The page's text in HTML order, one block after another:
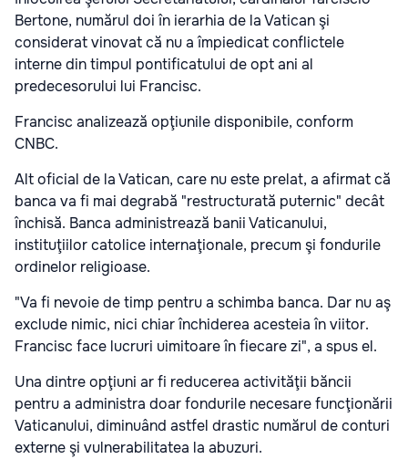
Bertone, numărul doi în ierarhia de la Vatican şi
considerat vinovat că nu a împiedicat conflictele
interne din timpul pontificatului de opt ani al
predecesorului lui Francisc.
Francisc analizează opţiunile disponibile, conform
CNBC.
Alt oficial de la Vatican, care nu este prelat, a afirmat că
banca va fi mai degrabă "restructurată puternic" decât
închisă. Banca administrează banii Vaticanului,
instituţiilor catolice internaţionale, precum şi fondurile
ordinelor religioase.
"Va fi nevoie de timp pentru a schimba banca. Dar nu aş
exclude nimic, nici chiar închiderea acesteia în viitor.
Francisc face lucruri uimitoare în fiecare zi", a spus el.
Una dintre opţiuni ar fi reducerea activităţii băncii
pentru a administra doar fondurile necesare funcţionării
Vaticanului, diminuând astfel drastic numărul de conturi
externe şi vulnerabilitatea la abuzuri.